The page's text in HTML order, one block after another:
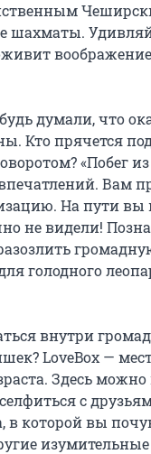
думали, что
Кто прячется
«Побег
Вам
На пути вы
не видели!
голодного
внутри
LoveBox —
Здесь
с
которой вы